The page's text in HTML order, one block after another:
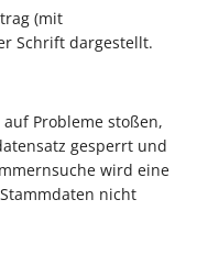
(mit
Schrift dargestellt.
Probleme stoßen,
gesperrt und
wird eine
nicht